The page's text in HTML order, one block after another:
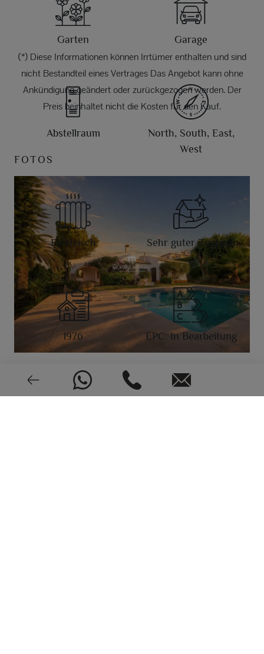
Garten Garage
Abstellraum
North, South, East,
West
Elektrisch Sehr guter Zustand
1976 EPC: In Bearbeitung
(*) Diese Informationen können Irrtümer enthalten und sind
nicht Bestandteil eines Vertrages Das Angebot kann ohne
Ankündigung geändert oder zurückgezogen werden. Der
Preis beinhaltet nicht die Kosten für den Kauf.
FOTOS